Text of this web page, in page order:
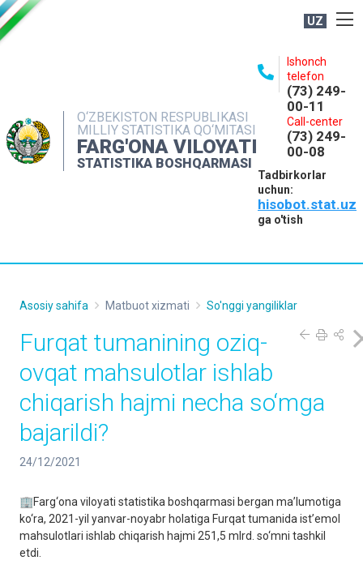
UZ
O‘ZBEKISTON RESPUBLIKASI
MILLIY STATISTIKA QO‘MITASI
FARG'ONA VILOYATI
STATISTIKA BOSHQARMASI
Ishonch
telefon
(73) 249-
00-11
Call-center
(73) 249-
00-08
Tadbirkorlar
uchun:
hisobot.stat.uz
ga o'tish
NASHRLAR
INTERAKTIV XIZMATLAR
MATBUOT XIZMATI
Asosiy sahifa Matbuot xizmati So'nggi yangiliklar
Furqat tumanining oziq-
ovqat mahsulotlar ishlab
chiqarish hajmi necha so‘mga
bajarildi?
24/12/2021
🏢Farg‘ona viloyati statistika boshqarmasi bergan ma’lumotiga
ko‘ra, 2021-yil yanvar-noyabr holatiga Furqat tumanida ist’emol
mahsulotlari ishlab chiqarish hajmi 251,5 mlrd. so‘mni tashkil
etdi.